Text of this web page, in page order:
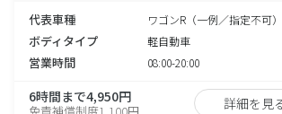
代表車種 ワゴンR（一例／指定不可）
ボディタイプ 軽自動車
営業時間 08:00-20:00
6時間まで4,950円
免責補償制度1,100円 詳細を見